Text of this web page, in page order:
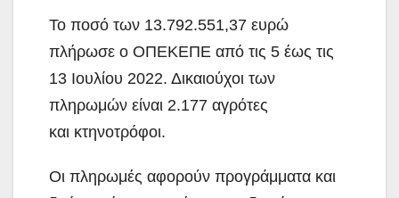
Το ποσό των 13.792.551,37 ευρώ
πλήρωσε ο ΟΠΕΚΕΠΕ από τις 5 έως τις
13 Ιουλίου 2022. Δικαιούχοι των
πληρωμών είναι 2.177 αγρότες
και κτηνοτρόφοι.
Οι πληρωμές αφορούν προγράμματα και